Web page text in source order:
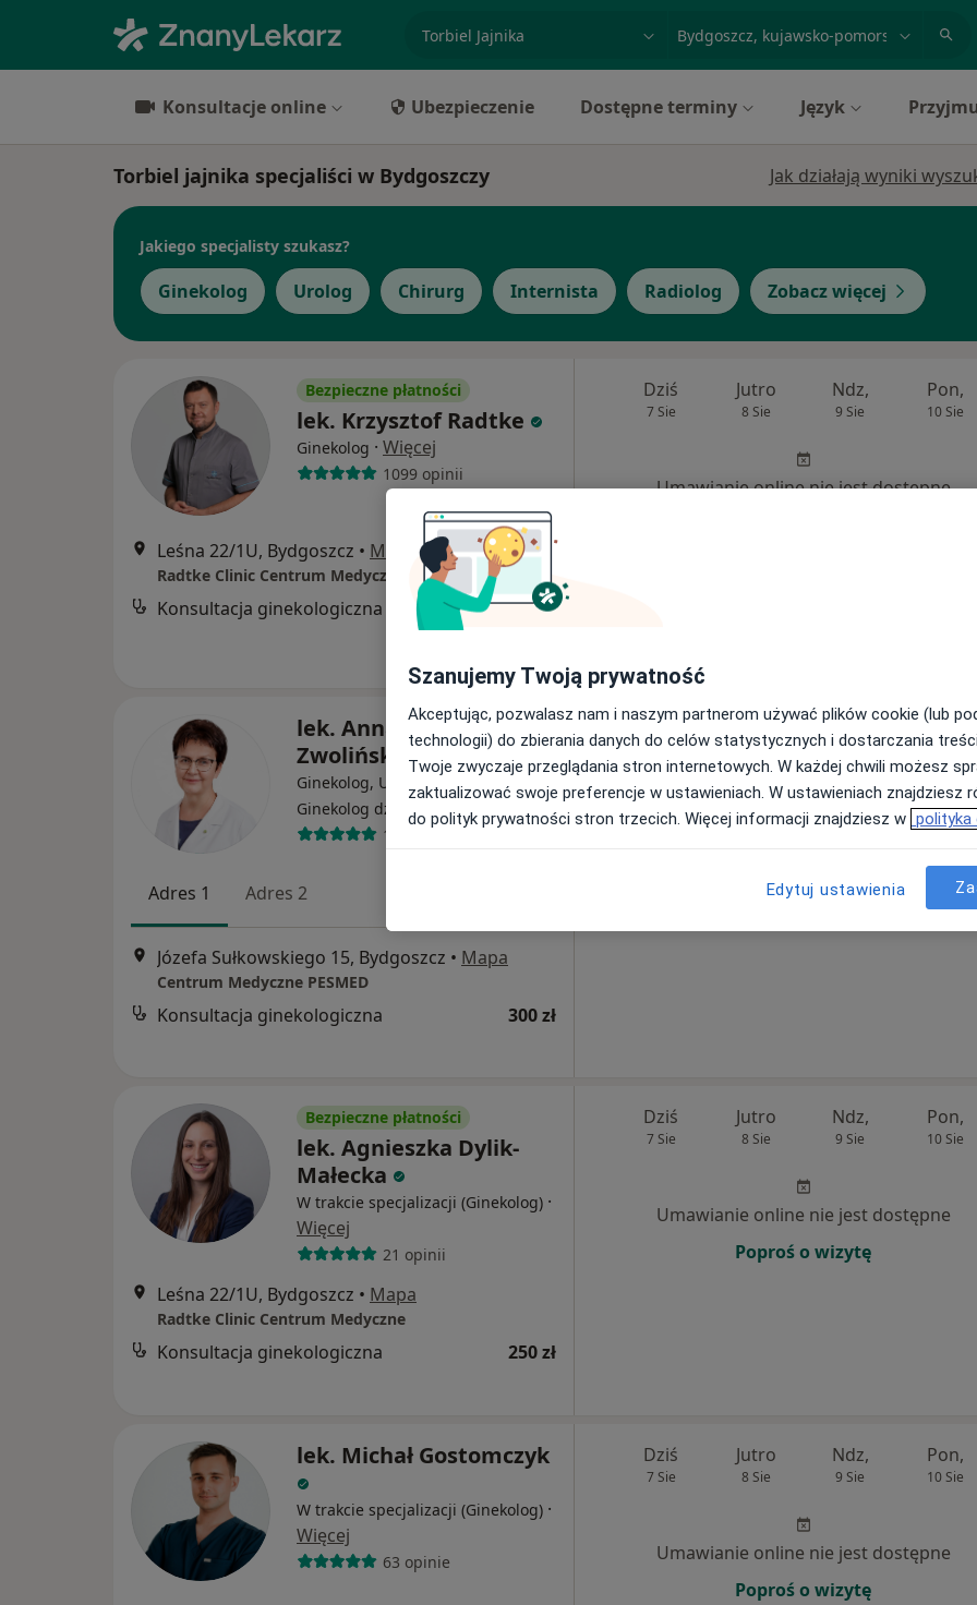
Konsultacje online Ubezpieczenie Dostępne terminy Język
Torbiel jajnika specjaliści w Bydgoszczy Jak działają wyniki
Jakiego specjalisty szukasz?
Ginekolog Urolog Chirurg Internista Radiolog Zobacz więcej
Bezpieczne płatności
lek. Krzysztof Radtke
Ginekolog · Więcej
1099 opinii
Leśna 22/1U, Bydgoszcz • Mapa
Radtke Clinic Centrum Medyczne
Konsultacja ginekologiczna 250 zł
Dziś
7 Sie
Jutro
8 Sie
Ndz,
9 Sie
Pon,
10 Sie
Umawianie online nie jest dostępne
lek. Anna Łukaszewicz-
Zwolińska
Ginekolog, Ultrasonografista,
Ginekolog dziecięcy
·Więcej
113 opinii
Adres 1 Adres 2
Józefa Sułkowskiego 15, Bydgoszcz • Mapa
Centrum Medyczne PESMED
Konsultacja ginekologiczna 300 zł
Dziś
7 Sie
Jutro
8 Sie
Ndz,
9 Sie
Pon,
10 Sie
Umawianie online nie jest dostępne
Bezpieczne płatności
lek. Agnieszka Dylik-
Małecka
W trakcie specjalizacji (Ginekolog) ·
Więcej
21 opinii
Leśna 22/1U, Bydgoszcz • Mapa
Radtke Clinic Centrum Medyczne
Konsultacja ginekologiczna 250 zł
Dziś
7 Sie
Jutro
8 Sie
Ndz,
9 Sie
Pon,
10 Sie
Umawianie online nie jest dostępne
Poproś o wizytę
lek. Michał Gostomczyk
W trakcie specjalizacji (Ginekolog) ·
Więcej
63 opinie
Dziś
7 Sie
Jutro
8 Sie
Ndz,
9 Sie
Pon,
10 Sie
Umawianie online nie jest dostępne
Poproś o wizytę
Szanujemy Twoją prywatność
Akceptując, pozwalasz nam i naszym partnerom używać plików cookie (lub
technologii) do zbierania danych do celów statystycznych i dostarczania
Twoje zwyczaje przeglądania stron internetowych. W każdej chwili możesz
zaktualizować swoje preferencje w ustawieniach. W ustawieniach znajdziesz
do polityk prywatności stron trzecich. Więcej informacji znajdziesz w polityka
Edytuj ustawienia